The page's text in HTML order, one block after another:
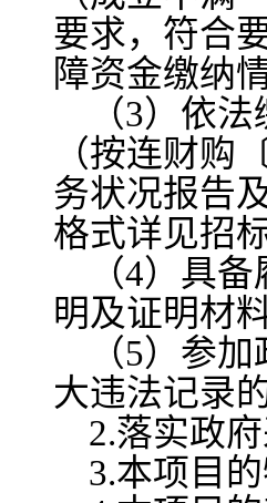
要求，符合
障资金缴纳
（3）依法
（按连财购
务状况报告
格式详见招
（4）具备
明及证明材
（5）参加
大违法记录
2.落实政
3.本项目